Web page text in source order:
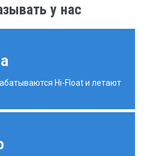
у нас
Hi-Float и летают